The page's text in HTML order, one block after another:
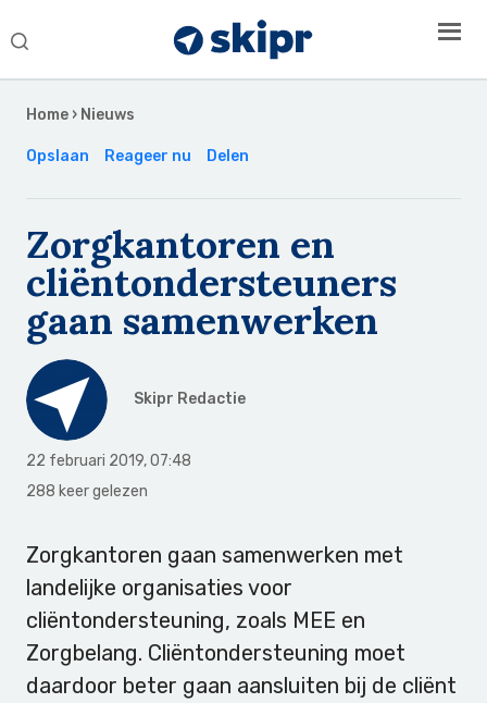
Search
Home › Nieuws
Opslaan Reageer nu Delen
Zorgkantoren en
cliëntondersteuners
gaan samenwerken
Skipr Redactie
22 februari 2019,07:48
288 keer gelezen
Zorgkantoren gaan samenwerken met
landelijke organisaties voor
cliëntondersteuning, zoals MEE en
Zorgbelang. Cliëntondersteuning moet
daardoor beter gaan aansluiten bij de cliënt
Sidebar